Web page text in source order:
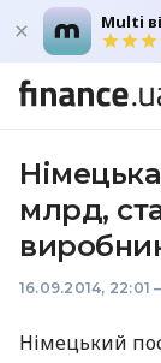
Multi
млрд,
16.09.2014, 22:01
Німецький